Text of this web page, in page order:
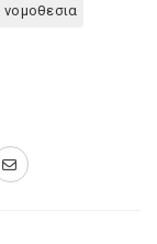
νομοθεσια